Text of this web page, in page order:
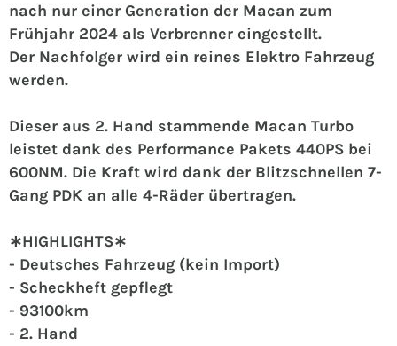
nach nur einer Generation der Macan zum
Frühjahr 2024 als Verbrenner eingestellt.
Der Nachfolger wird ein reines Elektro Fahrzeug
werden.
Dieser aus 2. Hand stammende Macan Turbo
leistet dank des Performance Pakets 440PS bei
600NM. Die Kraft wird dank der Blitzschnellen 7-
Gang PDK an alle 4-Räder übertragen.
∗HIGHLIGHTS∗
- Deutsches Fahrzeug (kein Import)
- Scheckheft gepflegt
- 93100km
- 2. Hand